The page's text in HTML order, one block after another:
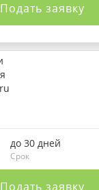
Подать заявку
до 30 дней
Срок
Подать заявку